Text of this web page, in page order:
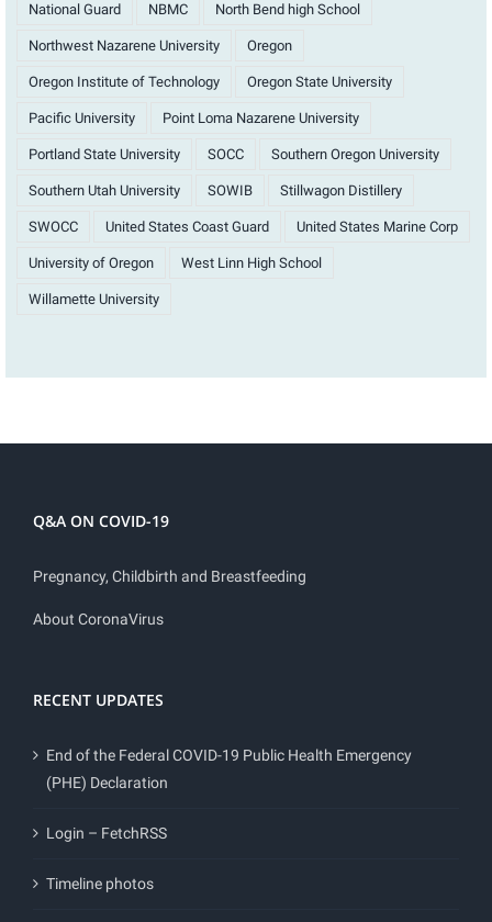
National Guard NBMC North Bend high School
Northwest Nazarene University Oregon
Oregon Institute of Technology Oregon State University
Pacific University Point Loma Nazarene University
Portland State University SOCC Southern Oregon University
Southern Utah University SOWIB Stillwagon Distillery
SWOCC United States Coast Guard United States Marine Corp
University of Oregon West Linn High School
Willamette University
Q&A ON COVID-19
Pregnancy, Childbirth and Breastfeeding
About CoronaVirus
RECENT UPDATES
End of the Federal COVID-19 Public Health Emergency
(PHE) Declaration
Login – FetchRSS
Timeline photos